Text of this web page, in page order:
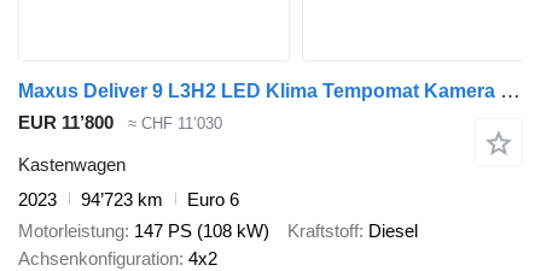
Maxus Deliver 9 L3H2 LED Klima Tempomat Kamera Parkensensoren Euro6 L3
EUR 11’800 ≈ CHF 11’030
Kastenwagen
2023
94’723 km
Euro 6
Motorleistung 147 PS (108 kW) Kraftstoff Diesel
Achsenkonfiguration 4x2